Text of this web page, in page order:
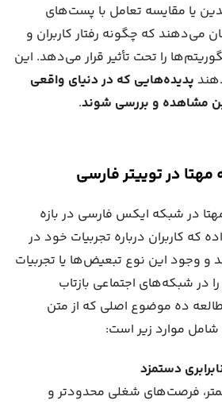
یا مقایسه تعامل با پست‌های
می‌دهند که چگونه رفتار کاربران و
را تحت تأثیر قرار می‌دهد. این
پدیده‌هایی که در دنیای واقعی
مشاهده و بررسی شوند.
در توییتر فارسی
در شبکه ایکس فارسی در بازه
که کاربران درباره تجربیات خود در
وجود این نوع تبعیض‌ها یا تجربیات
در شبکه‌های اجتماعی بازتاب
ده موضوع اصلی که از متن
موارد زیر است:‌
دستمزد
فرصت‌های شغلی محدودتر و